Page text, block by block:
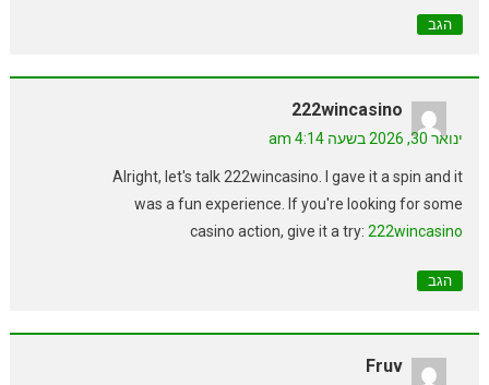
הגב
222wincasino
ינואר 30, 2026 בשעה 4:14 am
Alright, let's talk 222wincasino. I gave it a spin and it
was a fun experience. If you're looking for some
casino action, give it a try:222wincasino
הגב
Fruv